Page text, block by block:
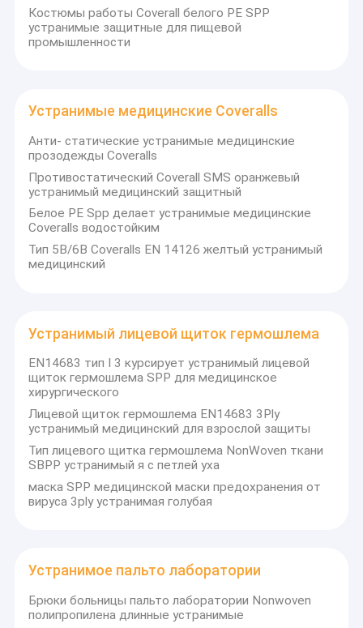
Костюмы работы Coverall белого PE SPP
устранимые защитные для пищевой
промышленности
Устранимые медицинские Coveralls
Анти- статические устранимые медицинские
прозодежды Coveralls
Противостатический Coverall SMS оранжевый
устранимый медицинский защитный
Белое PE Spp делает устранимые медицинские
Coveralls водостойким
Тип 5B/6B Coveralls EN 14126 желтый устранимый
медицинский
Устранимый лицевой щиток гермошлема
EN14683 тип I 3 курсирует устранимый лицевой
щиток гермошлема SPP для медицинское
хирургического
Лицевой щиток гермошлема EN14683 3Ply
устранимый медицинский для взрослой защиты
Тип лицевого щитка гермошлема NonWoven ткани
SBPP устранимый я с петлей уха
маска SPP медицинской маски предохранения от
вируса 3ply устранимая голубая
Устранимое пальто лаборатории
Брюки больницы пальто лаборатории Nonwoven
полипропилена длинные устранимые